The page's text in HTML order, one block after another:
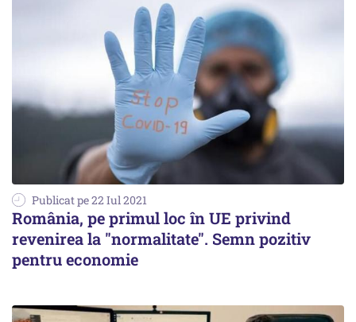
Publicat pe 22 Iul 2021
România, pe primul loc în UE privind
revenirea la "normalitate". Semn pozitiv
pentru economie